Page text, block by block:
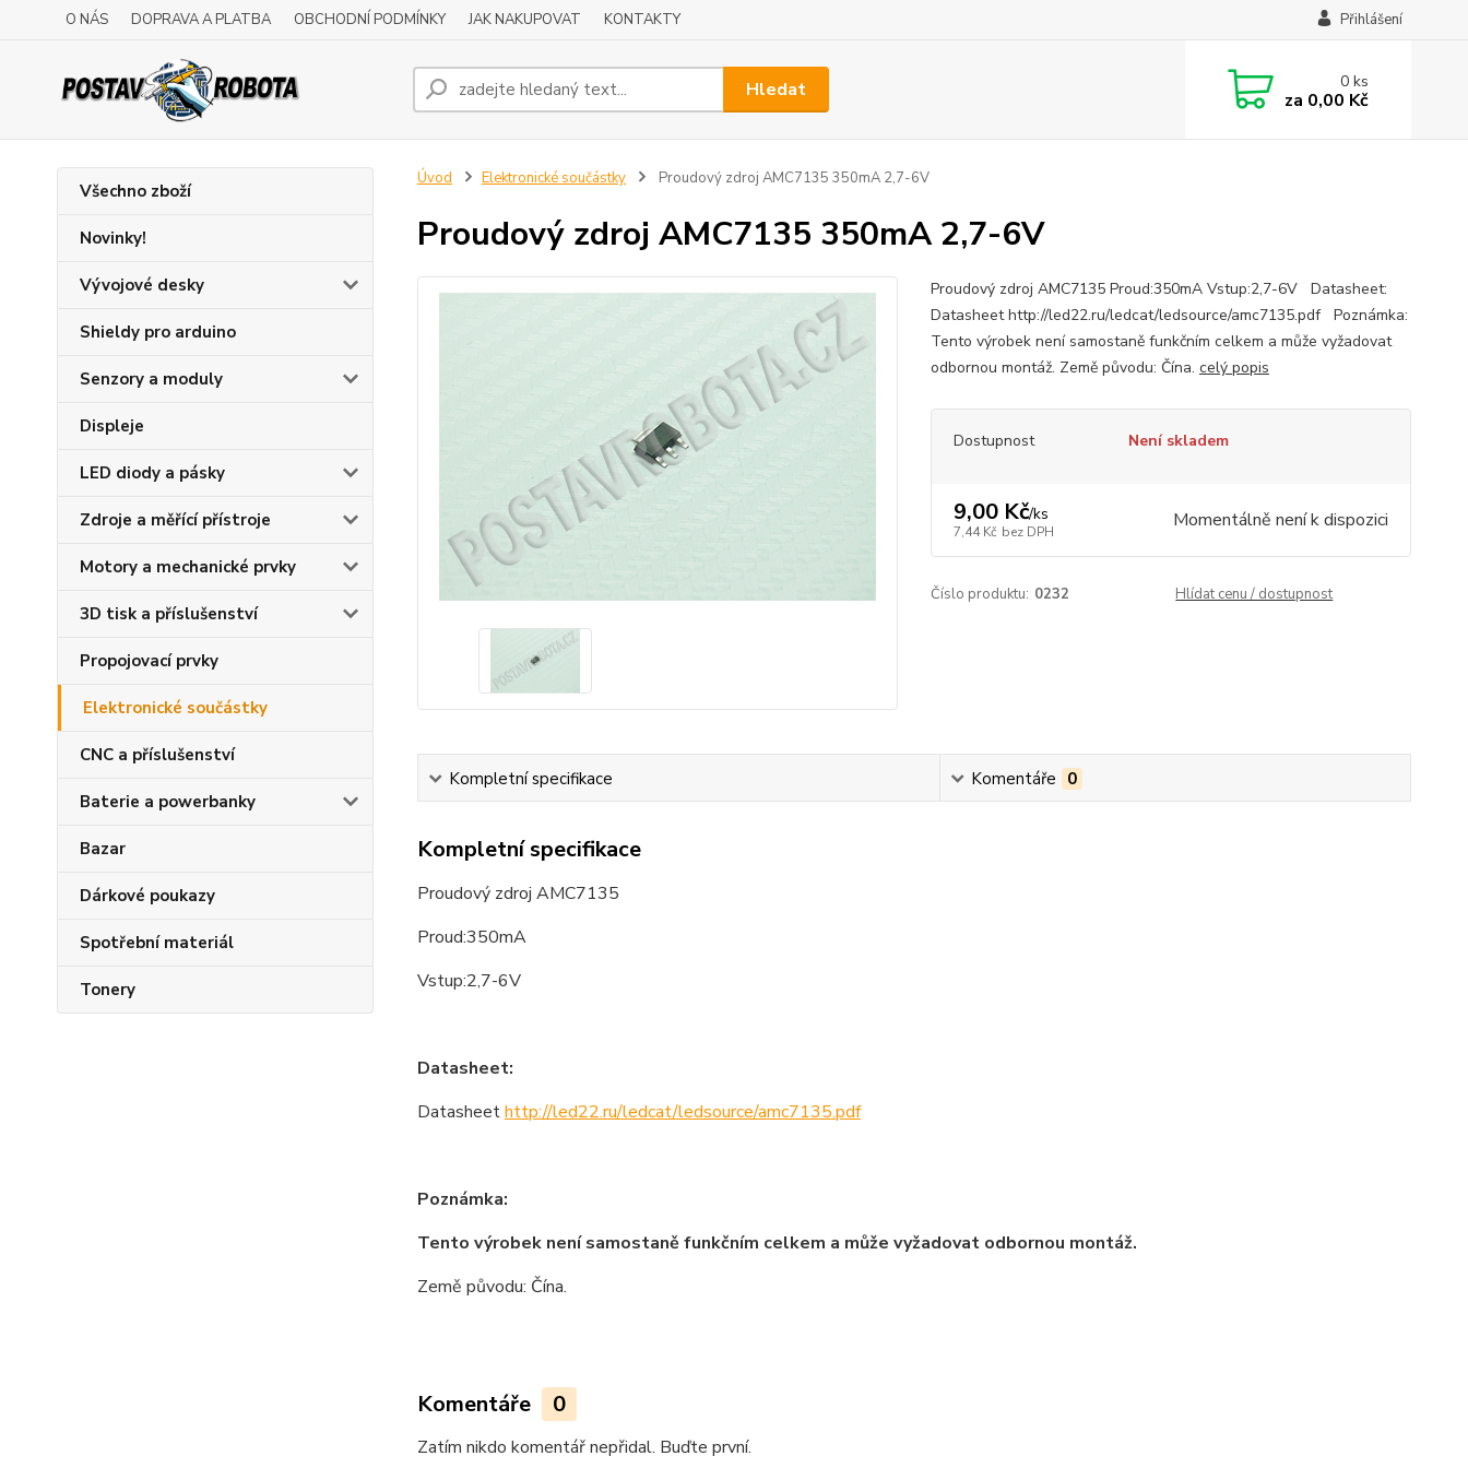
O NÁS DOPRAVA A PLATBA OBCHODNÍ PODMÍNKY JAK NAKUPOVAT KONTAKTY Přihlášení
Hledat 0ks
za 0,00 Kč
Všechno zboží
Novinky!
Vývojové desky
Shieldy pro arduino
Senzory a moduly
Displeje
LED diody a pásky
Zdroje a měřící přístroje
Motory a mechanické prvky
3D tisk a příslušenství
Propojovací prvky
Elektronické součástky
CNC a příslušenství
Baterie a powerbanky
Bazar
Dárkové poukazy
Spotřební materiál
Tonery
Úvod Elektronické součástky Proudový zdroj AMC7135 350mA 2,7-6V
Proudový zdroj AMC7135 350mA 2,7-6V
Proudový zdroj AMC7135 Proud:350mA Vstup:2,7-6V Datasheet:
Datasheet http://led22.ru/ledcat/ledsource/amc7135.pdf Poznámka:
Tento výrobek není samostaně funkčním celkem a může vyžadovat
odbornou montáž. Země původu: Čína. celý popis
Dostupnost Není skladem
9,00 Kč/ks
7,44 Kč bez DPH Momentálně není k dispozici
Číslo produktu: 0232 Hlídat cenu / dostupnost
Kompletní specifikace Komentáře 0
Kompletní specifikace
Proudový zdroj AMC7135
Proud:350mA
Vstup:2,7-6V
Datasheet:
Datasheethttp://led22.ru/ledcat/ledsource/amc7135.pdf
Poznámka:
Tento výrobek není samostaně funkčním celkem a může vyžadovat odbornou montáž.
Země původu: Čína.
Komentáře 0
Zatím nikdo komentář nepřidal. Buďte první.